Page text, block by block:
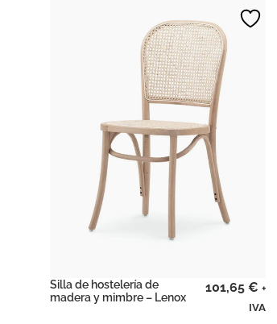
Silla de hostelería de
madera y mimbre – Lenox
101,65 € +
IVA